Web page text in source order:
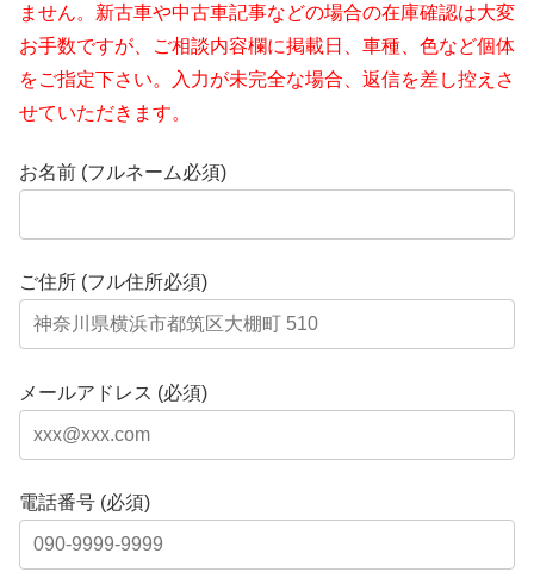
ません。新古車や中古車記事などの場合の在庫確認は大変
お手数ですが、ご相談内容欄に掲載日、車種、色など個体
をご指定下さい。入力が未完全な場合、返信を差し控えさ
せていただきます。
お名前 (フルネーム必須)
ご住所 (フル住所必須)
メールアドレス (必須)
電話番号 (必須)